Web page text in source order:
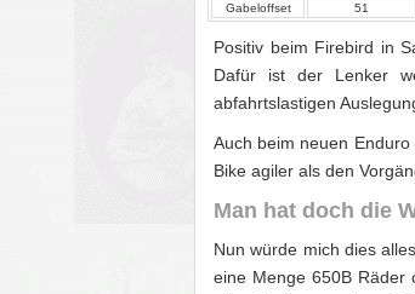
Gabeloffset
51
Positiv beim Firebird in
Dafür ist der Lenker
abfahrtslastigen
Auch beim neuen
Bike agiler als den
Man hat doch die
Nun würde mich dies
eine Menge 650B Räder